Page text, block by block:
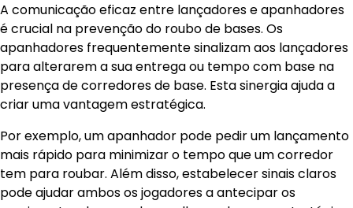
A comunicação eficaz entre lançadores e apanhadores
é crucial na prevenção do roubo de bases. Os
apanhadores frequentemente sinalizam aos lançadores
para alterarem a sua entrega ou tempo com base na
presença de corredores de base. Esta sinergia ajuda a
criar uma vantagem estratégica.
Por exemplo, um apanhador pode pedir um lançamento
mais rápido para minimizar o tempo que um corredor
tem para roubar. Além disso, estabelecer sinais claros
pode ajudar ambos os jogadores a antecipar os